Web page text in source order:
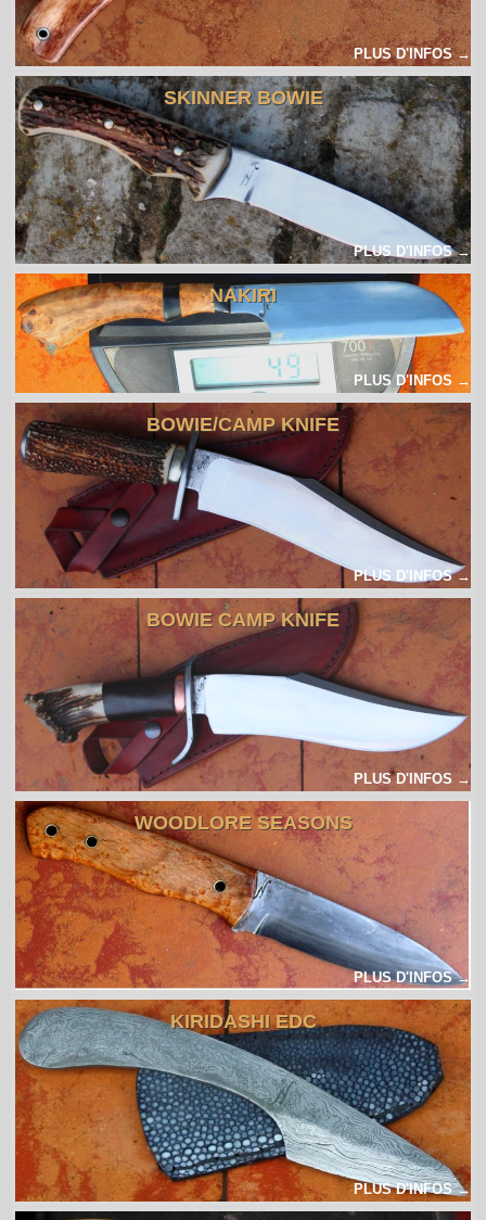
PLUS D'INFOS →
SKINNER BOWIE
PLUS D'INFOS →
NAKIRI
PLUS D'INFOS →
BOWIE/CAMP KNIFE
PLUS D'INFOS →
BOWIE CAMP KNIFE
PLUS D'INFOS →
WOODLORE SEASONS
PLUS D'INFOS →
KIRIDASHI EDC
PLUS D'INFOS →